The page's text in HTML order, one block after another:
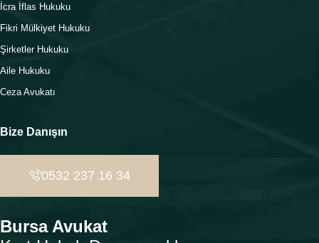
İcra İflas Hukuku
Fikri Mülkiyet Hukuku
Şirketler Hukuku
Aile Hukuku
Ceza Avukatı
Bize Danışın
0532 237 16 34
Bursa Avukat